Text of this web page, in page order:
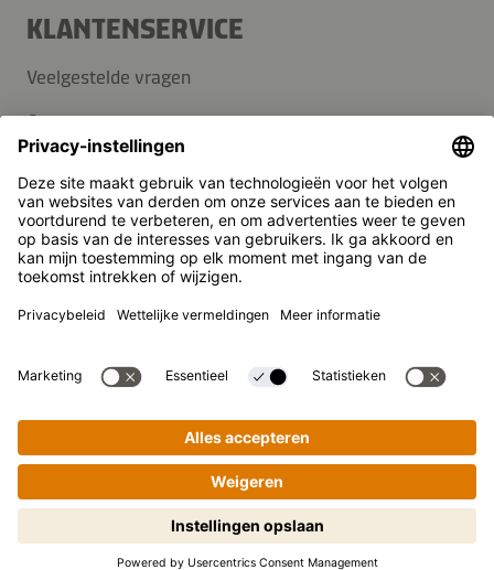
Stapsgewijs koken gemakkelijk
gemaakt! Tik om te starten.
KLANTENSERVICE
Veelgestelde vragen
Contact
Pers
Kikkoman is een geregistreerd handelsmerk van Kikkoman
Corporation, Japan.
Theodorstraße 180, 40472 Düsseldorf, Germany
Opgenomen in het handelsregister bij het kantongerecht
Privacy-instellingen
Wettelijke kennisgeving
Gegevensbescherming